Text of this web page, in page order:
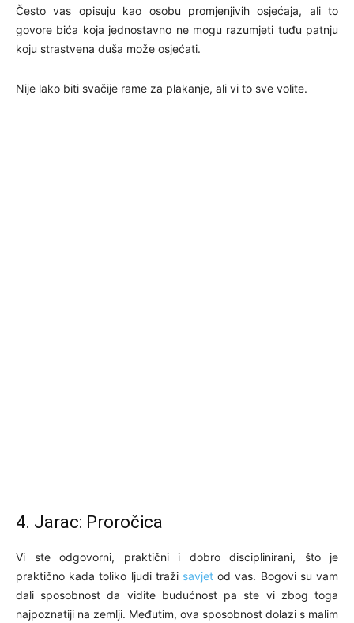
Često vas opisuju kao osobu promjenjivih osjećaja, ali to
govore bića koja jednostavno ne mogu razumjeti tuđu patnju
koju strastvena duša može osjećati.
Nije lako biti svačije rame za plakanje, ali vi to sve volite.
4. Jarac: Proročica
Vi ste odgovorni, praktični i dobro disciplinirani, što je
praktično kada toliko ljudi traži savjet od vas. Bogovi su vam
dali sposobnost da vidite budućnost pa ste vi zbog toga
najpoznatiji na zemlji. Međutim, ova sposobnost dolazi s malim